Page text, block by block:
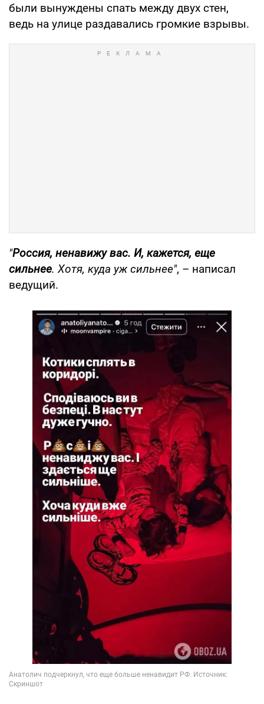
были вынуждены спать между двух стен,
ведь на улице раздавались громкие взрывы.
"Россия, ненавижу вас. И, кажется, еще
сильнее. Хотя, куда уж сильнее", – написал
ведущий.